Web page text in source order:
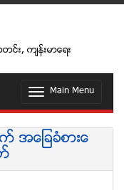
တင္း, က်န္းမာေရး
T
g
l
n
Main Menu
အေျခခံစားေ